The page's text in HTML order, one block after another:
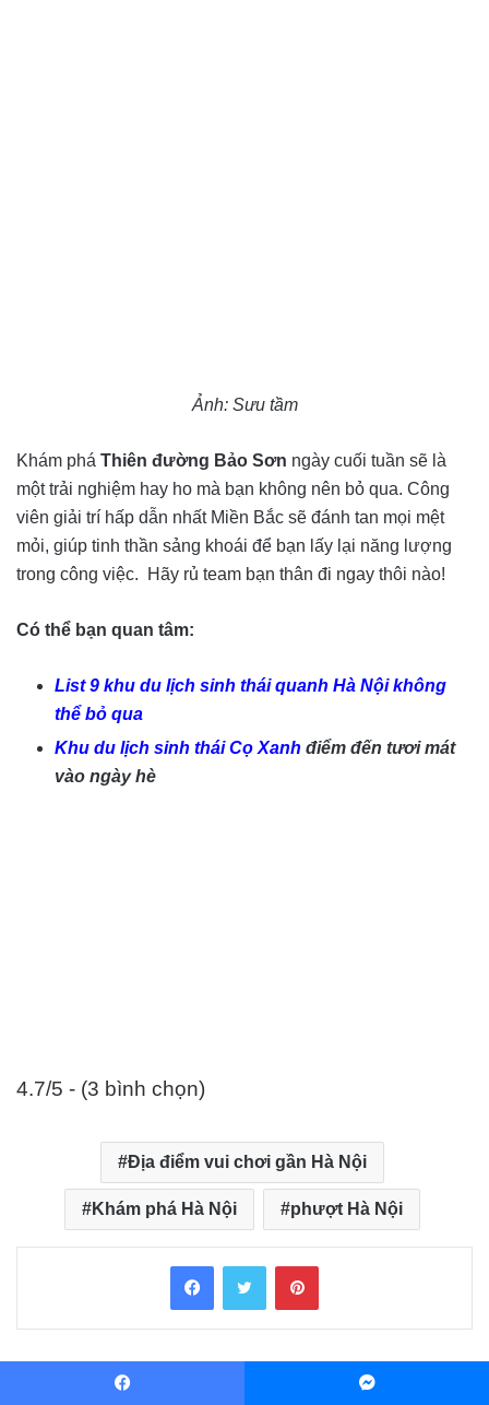
Ảnh: Sưu tầm
Khám phá Thiên đường Bảo Sơn ngày cuối tuần sẽ là
một trải nghiệm hay ho mà bạn không nên bỏ qua. Công
viên giải trí hấp dẫn nhất Miền Bắc sẽ đánh tan mọi mệt
mỏi, giúp tinh thần sảng khoái để bạn lấy lại năng lượng
trong công việc. Hãy rủ team bạn thân đi ngay thôi nào!
Có thể bạn quan tâm:
List 9 khu du lịch sinh thái quanh Hà Nội không
thể bỏ qua
Khu du lịch sinh thái Cọ Xanh điểm đến tươi mát
vào ngày hè
4.7/5 - (3 bình chọn)
Địa điểm vui chơi gần Hà Nội
Khám phá Hà Nội phượt Hà Nội
FacebookTwitter Pinterest